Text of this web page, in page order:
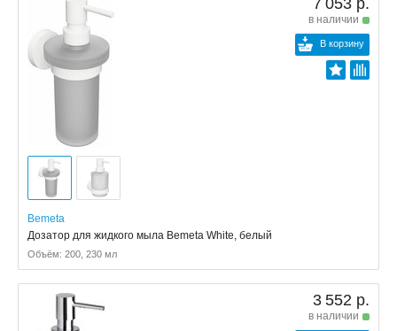
7 053 р.
в наличии
В корзину
Bemeta
Дозатор для жидкого мыла Bemeta White, белый
Объём: 200, 230 мл
3 552 р.
в наличии